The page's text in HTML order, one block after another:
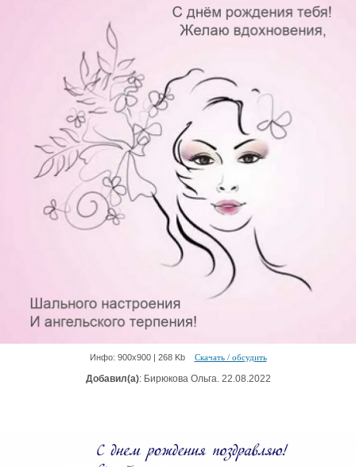
Инфо: 900х900 | 268 Kb Скачать / обсудить
Добавил(а): Бирюкова Ольга. 22.08.2022